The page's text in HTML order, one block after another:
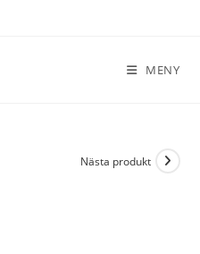
MENY
Nästa produkt